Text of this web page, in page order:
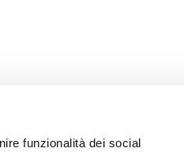
funzionalità dei social